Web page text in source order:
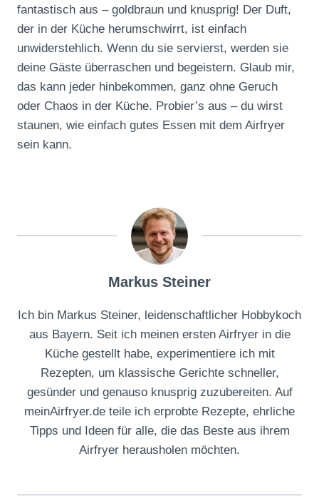
fantastisch aus – goldbraun und knusprig! Der Duft,
der in der Küche herumschwirrt, ist einfach
unwiderstehlich. Wenn du sie servierst, werden sie
deine Gäste überraschen und begeistern. Glaub mir,
das kann jeder hinbekommen, ganz ohne Geruch
oder Chaos in der Küche. Probier’s aus – du wirst
staunen, wie einfach gutes Essen mit dem Airfryer
sein kann.
Markus Steiner
Ich bin Markus Steiner, leidenschaftlicher Hobbykoch
aus Bayern. Seit ich meinen ersten Airfryer in die
Küche gestellt habe, experimentiere ich mit
Rezepten, um klassische Gerichte schneller,
gesünder und genauso knusprig zuzubereiten. Auf
meinAirfryer.de teile ich erprobte Rezepte, ehrliche
Tipps und Ideen für alle, die das Beste aus ihrem
Airfryer herausholen möchten.